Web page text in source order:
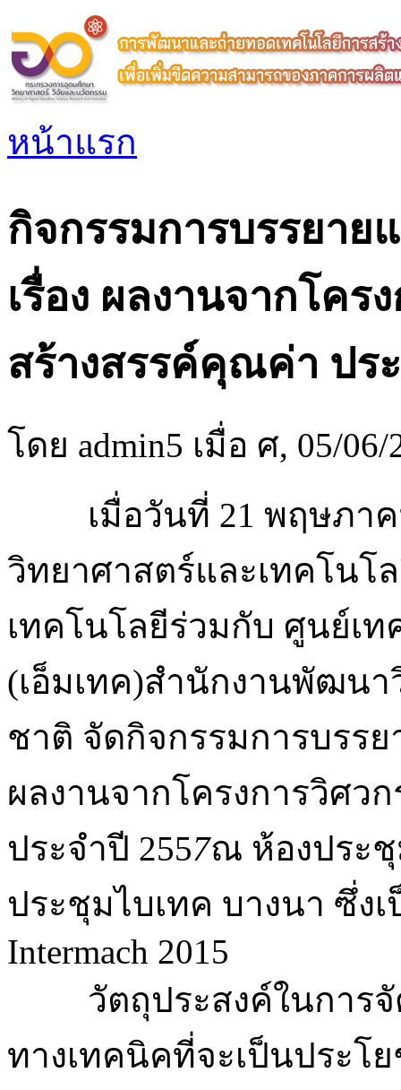
หน้าแรก
กิจกรรมการบรรยาย
เรื่อง ผลงานจากโคร
สร้างสรรค์คุณค่า ปร
โดย admin5 เมื่อ ศ, 05/06/
เมื่อวันที่ 21 พฤษภาคม
วิทยาศาสตร์และเทคโนโ
เทคโนโลยีร่วมกับ ศูนย์เ
(เอ็มเทค)สำนักงานพัฒน
ชาติ จัดกิจกรรมการบรรย
ผลงานจากโครงการวิศว
ประจำปี 2557ณ ห้องประชุ
ประชุมไบเทค บางนา ซึ่ง
Intermach 2015
วัตถุประสงค์ในการจัด
ทางเทคนิคที่จะเป็นประโ